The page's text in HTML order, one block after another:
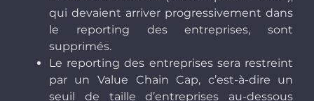
qui devaient arriver progressivement dans
le reporting des entreprises, sont
supprimés.
Le reporting des entreprises sera restreint
par un Value Chain Cap, c’est-à-dire un
seuil de taille d’entreprises au-dessous